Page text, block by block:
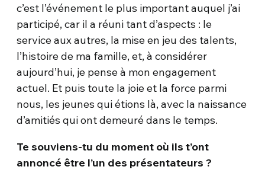
c’est l’événement le plus important auquel j’ai
participé, car il a réuni tant d’aspects : le
service aux autres, la mise en jeu des talents,
l’histoire de ma famille, et, à considérer
aujourd’hui, je pense à mon engagement
actuel. Et puis toute la joie et la force parmi
nous, les jeunes qui étions là, avec la naissance
d’amitiés qui ont demeuré dans le temps.
Te souviens-tu du moment où ils t’ont
annoncé être l’un des présentateurs ?